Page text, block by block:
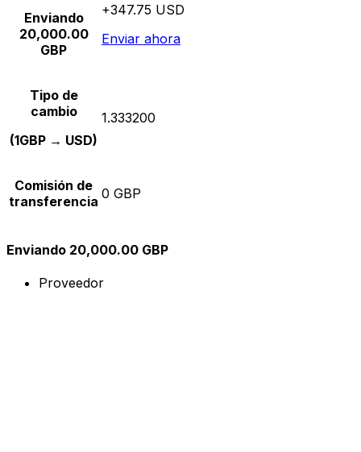
Enviando
20,000.00
GBP
+347.75 USD
Enviar ahora
Tipo de
cambio
(1GBP → USD)
1.333200
Comisión de
transferencia 0 GBP
Enviando 20,000.00 GBP
Proveedor